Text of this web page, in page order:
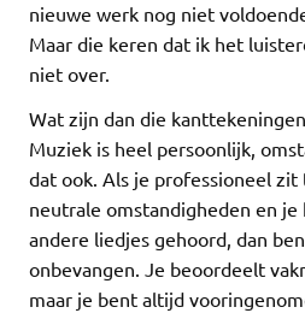
nieuwe werk nog niet
Maar die keren dat ik het
niet over.
Wat zijn dan die
Muziek is heel persoonlijk,
dat ook. Als je professioneel
neutrale omstandigheden en
andere liedjes gehoord, dan
onbevangen. Je beoordeelt
maar je bent altijd